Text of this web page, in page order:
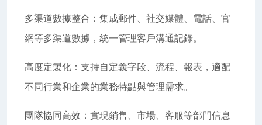
多渠道數據整合：集成郵件、社交媒體、電話、官
網等多渠道數據，統一管理客戶溝通記錄。
高度定製化：支持自定義字段、流程、報表，適配
不同行業和企業的業務特點與管理需求。
團隊協同高效：實現銷售、市場、客服等部門信息